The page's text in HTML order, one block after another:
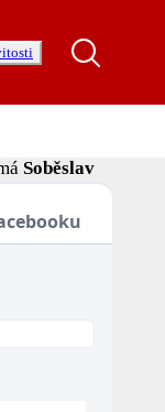
Soběslav